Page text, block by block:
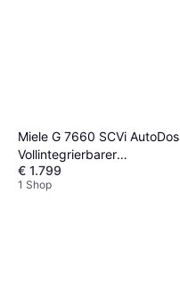
Miele G 7660 SCVi AutoDos
Vollintegrierbarer
Geschirrspüler
€ 1.799
1 Shop